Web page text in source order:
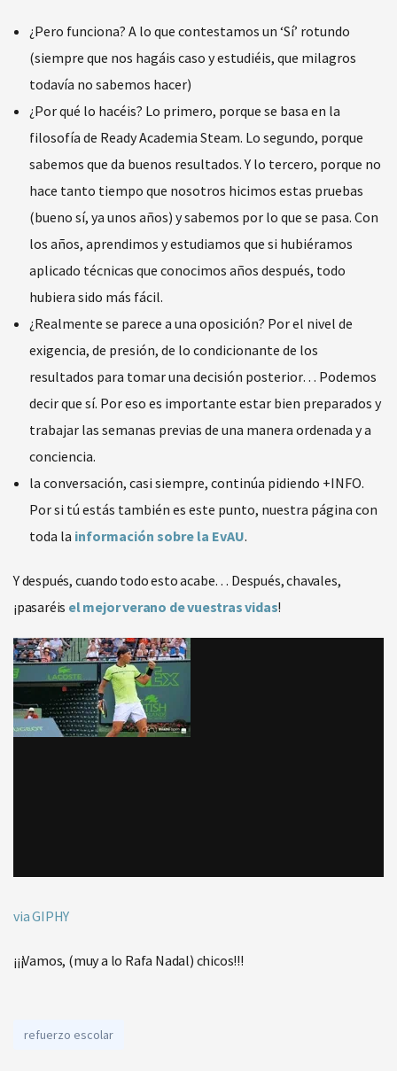
¿Pero funciona? A lo que contestamos un ‘Sí’ rotundo
(siempre que nos hagáis caso y estudiéis, que milagros
todavía no sabemos hacer)
¿Por qué lo hacéis? Lo primero, porque se basa en la
filosofía de Ready Academia Steam. Lo segundo, porque
sabemos que da buenos resultados. Y lo tercero, porque no
hace tanto tiempo que nosotros hicimos estas pruebas
(bueno sí, ya unos años) y sabemos por lo que se pasa. Con
los años, aprendimos y estudiamos que si hubiéramos
aplicado técnicas que conocimos años después, todo
hubiera sido más fácil.
¿Realmente se parece a una oposición? Por el nivel de
exigencia, de presión, de lo condicionante de los
resultados para tomar una decisión posterior… Podemos
decir que sí. Por eso es importante estar bien preparados y
trabajar las semanas previas de una manera ordenada y a
conciencia.
la conversación, casi siempre, continúa pidiendo +INFO.
Por si tú estás también es este punto, nuestra página con
toda la información sobre la EvAU.
Y después, cuando todo esto acabe… Después, chavales,
¡pasaréis el mejor verano de vuestras vidas!
via GIPHY
¡¡¡Vamos, (muy a lo Rafa Nadal) chicos!!!
refuerzo escolar